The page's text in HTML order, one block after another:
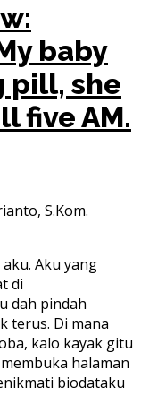
baby
pill, she
five AM.
Aku yang
di
dah pindah
terus. Di mana
kalo kayak gitu
halaman
biodataku